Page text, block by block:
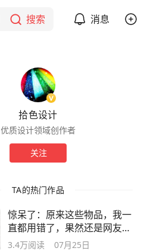
搜索 消息
拾色设计
优质设计领域创作者
关注
TA的热门作品
惊呆了：原来这些物品，我一
直都用错了，果然还是网友的
脑子好使
3.4万阅读 07月25日